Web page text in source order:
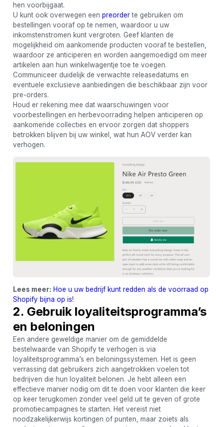
hen voorbijgaat.
U kunt ook overwegen een preorderte gebruiken om
bestellingen vooraf op te nemen, waardoor u uw
inkomstenstromen kunt vergroten. Geef klanten de
mogelijkheid om aankomende producten vooraf te bestellen,
waardoor ze anticiperen en worden aangemoedigd om meer
artikelen aan hun winkelwagentje toe te voegen.
Communiceer duidelijk de verwachte releasedatums en
eventuele exclusieve aanbiedingen die beschikbaar zijn voor
pre-orders.
Houd er rekening mee dat waarschuwingen voor
voorbestellingen en herbevoorrading helpen anticiperen op
aankomende collecties en ervoor zorgen dat shoppers
betrokken blijven bij uw winkel, wat hun AOV verder kan
verhogen.
Lees meer: Hoe u uw bedrijf kunt redden als de voorraad op
Shopify bijna op is!
2. Gebruik loyaliteitsprogramma’s
en beloningen
Een andere geweldige manier om de gemiddelde
bestelwaarde van Shopify te verhogen is via
loyaliteitsprogramma’s en beloningssystemen. Het is geen
verrassing dat gebruikers zich aangetrokken voelen tot
bedrijven die hun loyaliteit belonen. Je hebt alleen een
effectieve manier nodig om dit te doen voor klanten die keer
op keer terugkomen zonder veel geld uit te geven of grote
promotiecampagnes te starten. Het vereist niet
noodzakelijkerwijs kortingen of punten, maar zoiets als